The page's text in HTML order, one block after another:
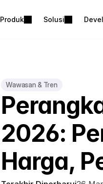
Produk Solusi
Wawasan & Tren
2026:
Harga,